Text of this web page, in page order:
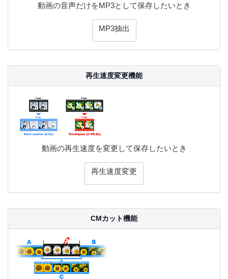
動画の音声だけをMP3として保存したいとき
MP3抽出
再生速度変更機能
動画の再生速度を変更して保存したいとき
再生速度変更
CMカット機能